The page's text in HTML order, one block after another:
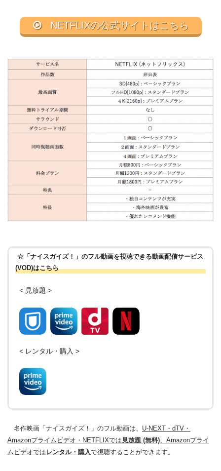
NETFLIXの公式サイトはこちら
☆「ナイスガイズ！」のフル動画を視聴できる動画配信サービス
(VOD)はこちら
< 見放題 >
< レンタル・購入 >
名作映画「ナイスガイズ！」のフル動画は、 U-NEXT・dTV・
Amazonプライムビデオ・NETFLIXでは 見放題 (無料)、Amazonプライ
ムビデオでは レンタル・購入で視聴することができます。